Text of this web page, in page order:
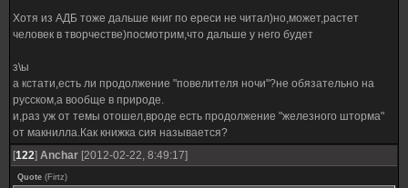
Хотя из АДБ тоже дальше книг по ереси не читал)но,может,растет
человек в творчестве)посмотрим,что дальше у него будет
з\ы
а кстати,есть ли продолжение "повелителя ночи"?не обязательно на
русском,а вообще в природе.
и,раз уж от темы отошел,вроде есть продолжение "железного шторма"
от макнилла.Как книжка сия называется?
[122] Anchar [2012-02-22, 8:49:17]
Quote (Firtz)